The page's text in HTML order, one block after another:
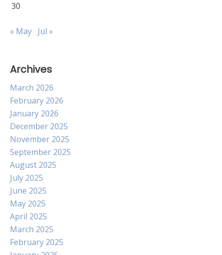
30
« May Jul »
Archives
March 2026
February 2026
January 2026
December 2025
November 2025
September 2025
August 2025
July 2025
June 2025
May 2025
April 2025
March 2025
February 2025